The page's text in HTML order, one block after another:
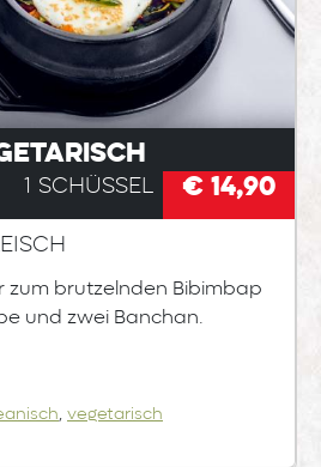
1 Schüssel € 14,90
zum brutzelnden Bibimbap
und zwei Banchan.
, vegetarisch